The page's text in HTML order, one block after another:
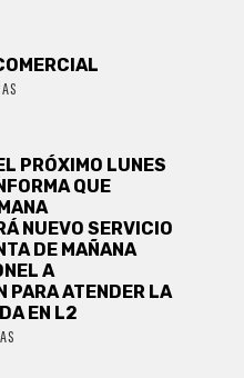
PRÓXIMO LUNES
QUE
NUEVO SERVICIO
DE MAÑANA
A
PARA ATENDER LA
EN L2